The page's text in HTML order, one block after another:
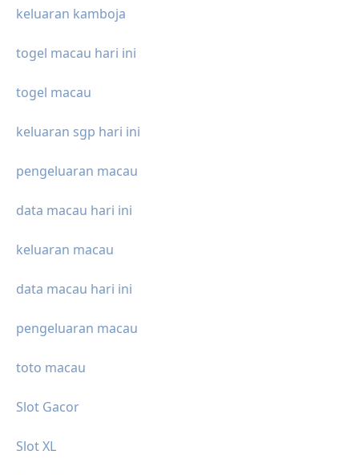
keluaran kamboja
togel macau hari ini
togel macau
keluaran sgp hari ini
pengeluaran macau
data macau hari ini
keluaran macau
data macau hari ini
pengeluaran macau
toto macau
Slot Gacor
Slot XL